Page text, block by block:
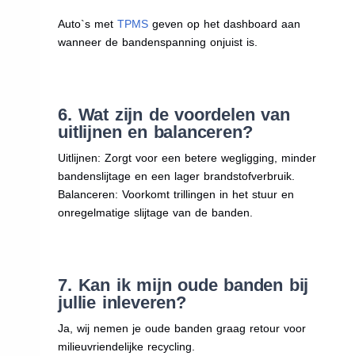
Auto`s metTPMS geven op het dashboard aan
wanneer de bandenspanning onjuist is.
6. Wat zijn de voordelen van
uitlijnen en balanceren?
Uitlijnen: Zorgt voor een betere wegligging, minder
bandenslijtage en een lager brandstofverbruik.
Balanceren: Voorkomt trillingen in het stuur en
onregelmatige slijtage van de banden.
7. Kan ik mijn oude banden bij
jullie inleveren?
Ja, wij nemen je oude banden graag retour voor
milieuvriendelijke recycling.